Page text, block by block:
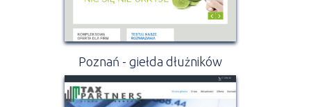
Poznań - giełda dłużników